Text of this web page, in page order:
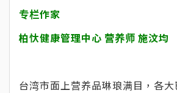
专栏作家
柏忕健康管理中心 营养师 施汶均
台湾市面上营养品琳琅满目，各